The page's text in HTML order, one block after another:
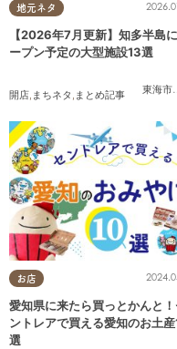
地元ネタ
,
【2026年7月更新】知多半島
ープン予定の大型施設13選
開店, まちネタ , まとめ記事
お店
愛知県に来たら買っとかんと
ントレアで買える愛知のお土
選